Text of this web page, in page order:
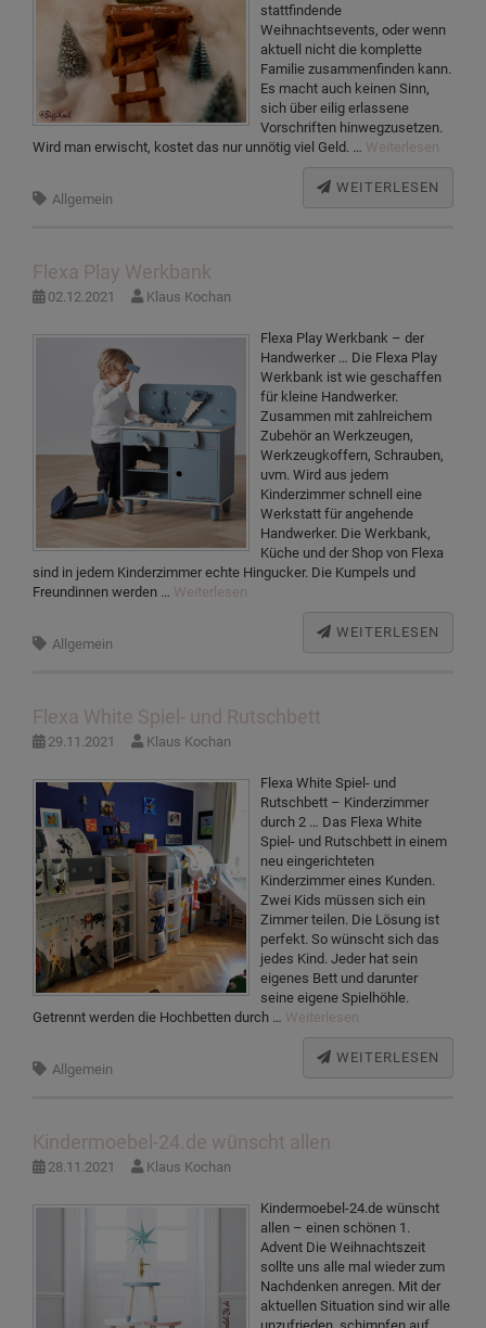
stattfindende
Weihnachtsevents, oder wenn
aktuell nicht die komplette
Familie zusammenfinden kann.
Es macht auch keinen Sinn,
sich über eilig erlassene
Vorschriften hinwegzusetzen.
Wird man erwischt, kostet das nur unnötig viel Geld. … Weiterlesen
WEITERLESEN
Allgemein
Flexa Play Werkbank
02.12.2021 Klaus Kochan
Flexa Play Werkbank – der
Handwerker … Die Flexa Play
Werkbank ist wie geschaffen
für kleine Handwerker.
Zusammen mit zahlreichem
Zubehör an Werkzeugen,
Werkzeugkoffern, Schrauben,
uvm. Wird aus jedem
Kinderzimmer schnell eine
Werkstatt für angehende
Handwerker. Die Werkbank,
Küche und der Shop von Flexa
sind in jedem Kinderzimmer echte Hingucker. Die Kumpels und
Freundinnen werden … Weiterlesen
WEITERLESEN
Allgemein
Flexa White Spiel- und Rutschbett
29.11.2021 Klaus Kochan
Flexa White Spiel- und
Rutschbett – Kinderzimmer
durch 2 … Das Flexa White
Spiel- und Rutschbett in einem
neu eingerichteten
Kinderzimmer eines Kunden.
Zwei Kids müssen sich ein
Zimmer teilen. Die Lösung ist
perfekt. So wünscht sich das
jedes Kind. Jeder hat sein
eigenes Bett und darunter
seine eigene Spielhöhle.
Getrennt werden die Hochbetten durch … Weiterlesen
WEITERLESEN
Allgemein
Kindermoebel-24.de wünscht allen
28.11.2021 Klaus Kochan
Kindermoebel-24.de wünscht
allen – einen schönen 1.
Advent Die Weihnachtszeit
sollte uns alle mal wieder zum
Nachdenken anregen. Mit der
aktuellen Situation sind wir alle